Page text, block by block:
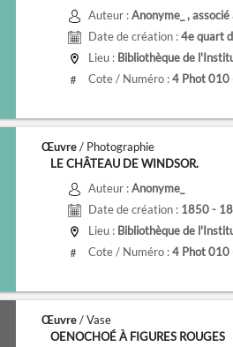
Auteur :Anonyme_ , associé
Date de création :4e quart
Lieu : Bibliothèque de l'Institut
# Cote / Numéro :4 Phot 010
Œuvre/ Photographie
LE CHÂTEAU DE WINDSOR.
Auteur :Anonyme_
Date de création : 1850 -
Lieu : Bibliothèque de l'Institut
# Cote / Numéro :4 Phot 010
Œuvre/ Vase
OENOCHOÉ À FIGURES ROUGES